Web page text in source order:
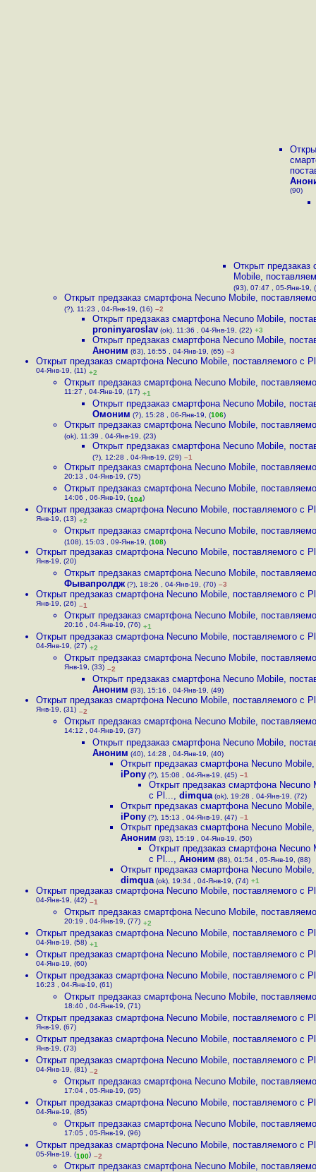
(90)
Открыт предзаказ
Mobile,
(93), 07:47 , 05-Янв-19,
Открыт предзаказ смартфона Necuno Mobile,
(?), 11:23 , 04-Янв-19, (16) –2
Открыт предзаказ смартфона Necuno Mobile,
proninyaroslav (ok), 11:36 , 04-Янв-19, (22) +3
Открыт предзаказ смартфона Necuno Mobile,
Аноним (63), 16:55 , 04-Янв-19, (65) –3
Открыт предзаказ смартфона Necuno Mobile, поставляемого с
04-Янв-19, (11) +2
Открыт предзаказ смартфона Necuno Mobile,
11:27 , 04-Янв-19, (17) +1
Открыт предзаказ смартфона Necuno Mobile,
Омоним (?), 15:28 , 06-Янв-19, (106)
Открыт предзаказ смартфона Necuno Mobile,
(ok), 11:39 , 04-Янв-19, (23)
Открыт предзаказ смартфона Necuno Mobile,
(?), 12:28 , 04-Янв-19, (29) –1
Открыт предзаказ смартфона Necuno Mobile,
20:13 , 04-Янв-19, (75)
Открыт предзаказ смартфона Necuno Mobile,
14:06 , 06-Янв-19, (104)
Открыт предзаказ смартфона Necuno Mobile, поставляемого с
Янв-19, (13) +2
Открыт предзаказ смартфона Necuno Mobile,
(108), 15:03 , 09-Янв-19, (108)
Открыт предзаказ смартфона Necuno Mobile, поставляемого с
Янв-19, (20)
Открыт предзаказ смартфона Necuno Mobile,
Фывапролдж (?), 18:26 , 04-Янв-19, (70) –3
Открыт предзаказ смартфона Necuno Mobile, поставляемого с
Янв-19, (26) –1
Открыт предзаказ смартфона Necuno Mobile,
20:16 , 04-Янв-19, (76) +1
Открыт предзаказ смартфона Necuno Mobile, поставляемого с
04-Янв-19, (27) +2
Открыт предзаказ смартфона Necuno Mobile,
Янв-19, (33) –2
Открыт предзаказ смартфона Necuno Mobile,
Аноним (93), 15:16 , 04-Янв-19, (49)
Открыт предзаказ смартфона Necuno Mobile, поставляемого с
Янв-19, (31) –2
Открыт предзаказ смартфона Necuno Mobile,
14:12 , 04-Янв-19, (37)
Открыт предзаказ смартфона Necuno Mobile,
Аноним (40), 14:28 , 04-Янв-19, (40)
Открыт предзаказ смартфона Necuno
iPony (?), 15:08 , 04-Янв-19, (45) –1
Открыт предзаказ смартфона Necuno
с Pl..., dimqua (ok), 19:28 , 04-Янв-19, (72)
Открыт предзаказ смартфона Necuno
iPony (?), 15:13 , 04-Янв-19, (47) –1
Открыт предзаказ смартфона Necuno
Аноним (93), 15:19 , 04-Янв-19, (50)
Открыт предзаказ смартфона Necuno
с Pl..., Аноним (88), 01:54 , 05-Янв-19, (88)
Открыт предзаказ смартфона Necuno
dimqua (ok), 19:34 , 04-Янв-19, (74) +1
Открыт предзаказ смартфона Necuno Mobile, поставляемого с
04-Янв-19, (42) –1
Открыт предзаказ смартфона Necuno Mobile,
20:19 , 04-Янв-19, (77) +2
Открыт предзаказ смартфона Necuno Mobile, поставляемого с
04-Янв-19, (58) +1
Открыт предзаказ смартфона Necuno Mobile, поставляемого с
04-Янв-19, (60)
Открыт предзаказ смартфона Necuno Mobile, поставляемого с
16:23 , 04-Янв-19, (61)
Открыт предзаказ смартфона Necuno Mobile,
18:40 , 04-Янв-19, (71)
Открыт предзаказ смартфона Necuno Mobile, поставляемого с
Янв-19, (67)
Открыт предзаказ смартфона Necuno Mobile, поставляемого с
Янв-19, (73)
Открыт предзаказ смартфона Necuno Mobile, поставляемого с
04-Янв-19, (81) –2
Открыт предзаказ смартфона Necuno Mobile,
17:04 , 05-Янв-19, (95)
Открыт предзаказ смартфона Necuno Mobile, поставляемого с
04-Янв-19, (85)
Открыт предзаказ смартфона Necuno Mobile,
17:05 , 05-Янв-19, (96)
Открыт предзаказ смартфона Necuno Mobile, поставляемого с
05-Янв-19, (100) –2
Открыт предзаказ смартфона Necuno Mobile,